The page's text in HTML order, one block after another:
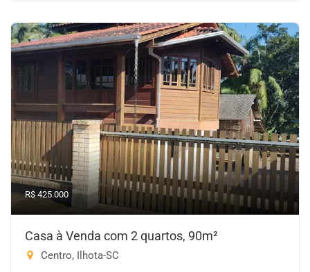
R$ 425.000
Casa à Venda com 2 quartos, 90m²
Centro, Ilhota-SC